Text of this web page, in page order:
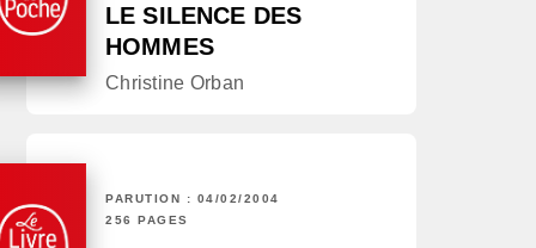
LE SILENCE DES
HOMMES
Christine Orban
PARUTION : 04/02/2004
256 PAGES